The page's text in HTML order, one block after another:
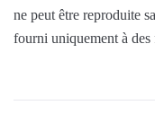
ne peut être reproduite
fourni uniquement à